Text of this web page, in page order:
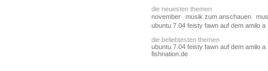
die neuesten themen
november
musik zum anschauen
ubuntu 7.04 feisty fawn auf dem amilo a
die beliebtesten themen
ubuntu 7.04 feisty fawn auf dem amilo a
fishnation.de